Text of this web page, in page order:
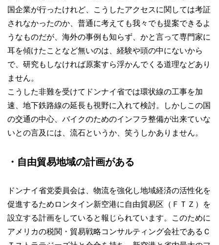
国企業が行ったけれど、こうしたアクセスに関しては考証
されなかったのか、普通に考えても我々でも提案できるよ
うなものだが、海外の事例も知らず、かと言って専門家に
耳を傾けたことなど無いのは、経験や頭の中にないから
で、研究もしなければ原案すら浮かんでくる道理などあり
ません。
こうした非難を受けてドンナイ省では環状線の工事を加
速、地下鉄路線の延長も視野に入れて検討。しかしこの国
の交通の中心、バイクのためのインフラ整備が出来ていな
いとの言及には、流石というか、笑うしかありません。
・自由貿易地域の計画がある
ドンナイ省党委員会は、物流を強化し地域経済の活性化を
促進するためロンタイン新空港に自由貿易区（ＦＴＺ）を
設立する計画をしていると報じられています。このために
アメリカの税関・貿易戦略コンサルティング会社であるＣ